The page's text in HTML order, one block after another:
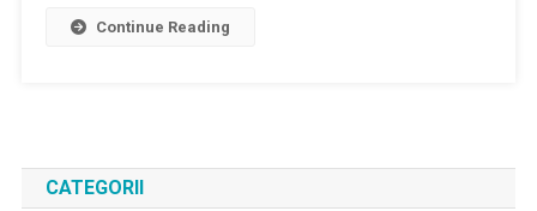
Continue Reading
CATEGORII